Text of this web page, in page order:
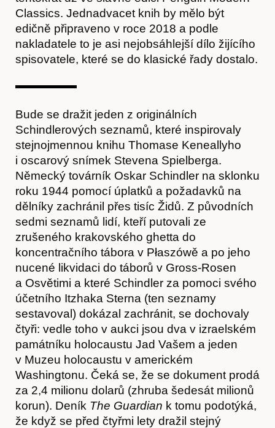
Hostcast
Akce
Classics. Jednadvacet knih by mělo být
edičně připraveno v roce 2018 a podle
nakladatele to je asi nejobsáhlejší dílo žijícího
spisovatele, které se do klasické řady dostalo.
Bude se dražit jeden z originálních
Schindlerových seznamů, které inspirovaly
stejnojmennou knihu Thomase Keneallyho
i oscarový snímek Stevena Spielberga.
Německý továrník Oskar Schindler na sklonku
roku 1944 pomocí úplatků a požadavků na
dělníky zachránil přes tisíc Židů. Z původních
sedmi seznamů lidí, kteří putovali ze
zrušeného krakovského ghetta do
koncentračního tábora v Płaszówě a po jeho
nucené likvidaci do táborů v Gross-Rosen
a Osvětimi a které Schindler za pomoci svého
účetního Itzhaka Sterna (ten seznamy
sestavoval) dokázal zachránit, se dochovaly
čtyři: vedle toho v aukci jsou dva v izraelském
památníku holocaustu Jad Vašem a jeden
v Muzeu holocaustu v americkém
Washingtonu. Čeká se, že se dokument prodá
za 2,4 milionu dolarů (zhruba šedesát milionů
korun). Deník The Guardian k tomu podotýká,
že když se před čtyřmi lety dražil stejný